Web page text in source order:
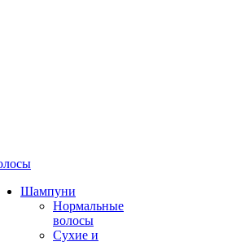
Шампуни
Нормальные
волосы
Сухие и